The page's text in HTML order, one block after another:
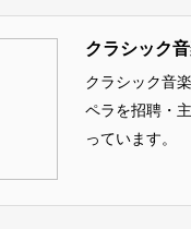
クラシック
クラシック音
ペラを招聘・
っています。